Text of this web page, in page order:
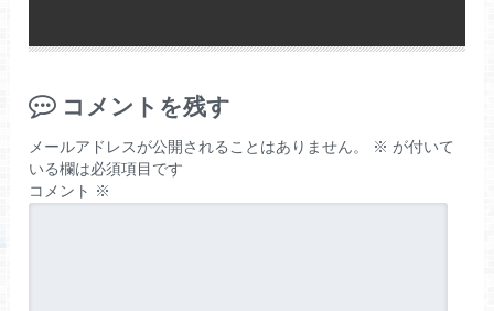
コメントを残す
メールアドレスが公開されることはありません。 ※ が付いて
いる欄は必須項目です
コメント ※